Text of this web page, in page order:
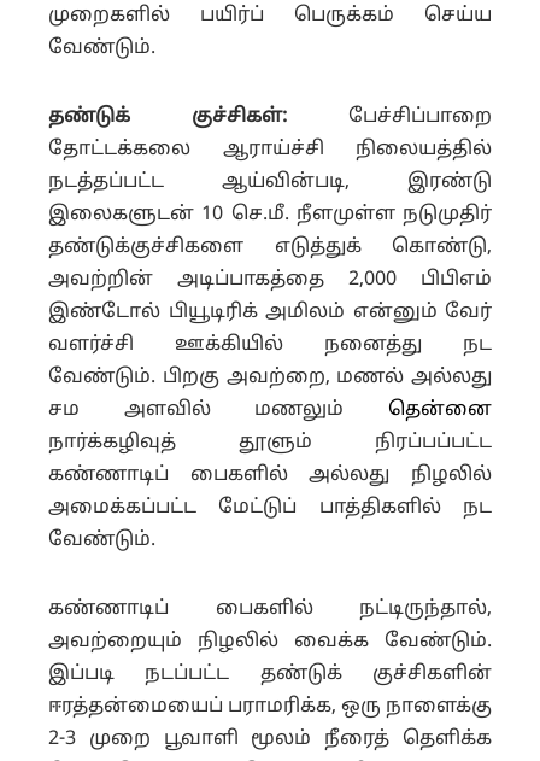
முறைகளில் பயிர்ப் பெருக்கம் செய்ய
வேண்டும்.
தண்டுக் குச்சிகள்: பேச்சிப்பாறை
தோட்டக்கலை ஆராய்ச்சி நிலையத்தில்
நடத்தப்பட்ட ஆய்வின்படி, இரண்டு
இலைகளுடன் 10 செ.மீ. நீளமுள்ள நடுமுதிர்
தண்டுக்குச்சிகளை எடுத்துக் கொண்டு,
அவற்றின் அடிப்பாகத்தை 2,000 பிபிஎம்
இண்டோல் பியூடிரிக் அமிலம் என்னும் வேர்
வளர்ச்சி ஊக்கியில் நனைத்து நட
வேண்டும். பிறகு அவற்றை, மணல் அல்லது
சம அளவில் மணலும் தென்னை
நார்க்கழிவுத் தூளும் நிரப்பப்பட்ட
கண்ணாடிப் பைகளில் அல்லது நிழலில்
அமைக்கப்பட்ட மேட்டுப் பாத்திகளில் நட
வேண்டும்.
கண்ணாடிப் பைகளில் நட்டிருந்தால்,
அவற்றையும் நிழலில் வைக்க வேண்டும்.
இப்படி நடப்பட்ட தண்டுக் குச்சிகளின்
ஈரத்தன்மையைப் பராமரிக்க, ஒரு நாளைக்கு
2-3 முறை பூவாளி மூலம் நீரைத் தெளிக்க